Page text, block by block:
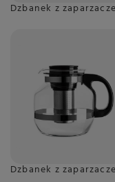
Dzbanek z
Dzbanek z